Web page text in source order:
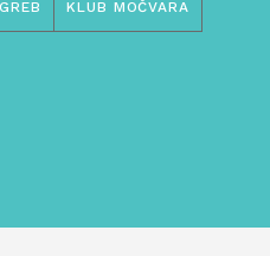
KLUB MOČVARA